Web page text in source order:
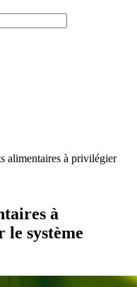
alimentaires à privilégier
à
système